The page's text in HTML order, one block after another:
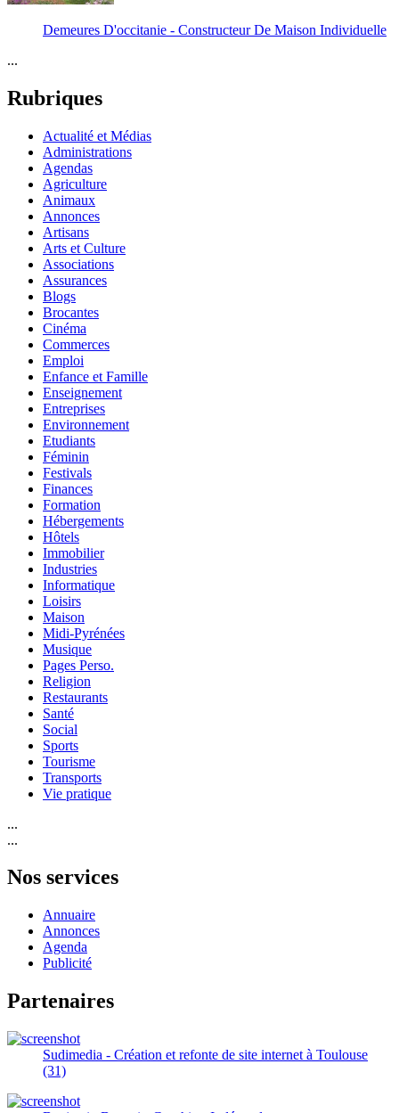
Demeures D'occitanie - Constructeur De Maison Individuelle
...
Rubriques
Actualité et Médias
Administrations
Agendas
Agriculture
Animaux
Annonces
Artisans
Arts et Culture
Associations
Assurances
Blogs
Brocantes
Cinéma
Commerces
Emploi
Enfance et Famille
Enseignement
Entreprises
Environnement
Etudiants
Féminin
Festivals
Finances
Formation
Hébergements
Hôtels
Immobilier
Industries
Informatique
Loisirs
Maison
Midi-Pyrénées
Musique
Pages Perso.
Religion
Restaurants
Santé
Social
Sports
Tourisme
Transports
Vie pratique
...
...
Nos services
Annuaire
Annonces
Agenda
Publicité
Partenaires
Sudimedia - Création et refonte de site internet à Toulouse
(31)